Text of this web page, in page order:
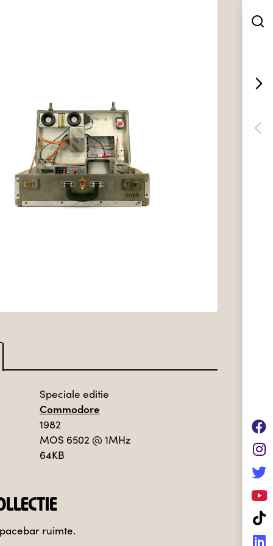
Speciale editie
Commodore
1982
MOS 6502 @ 1MHz
64KB
ruimte.